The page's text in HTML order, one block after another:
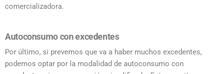
comercializadora.
Autoconsumo con excedentes
Por último, si prevemos que va a haber muchos excedentes,
podemos optar por la modalidad de autoconsumo con